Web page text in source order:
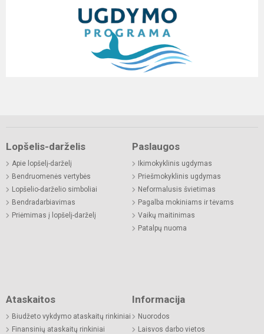
Lopšelis-darželis
Apie lopšelį-darželį
Bendruomenės vertybės
Lopšelio-darželio simboliai
Bendradarbiavimas
Priėmimas į lopšelį-darželį
Paslaugos
Ikimokyklinis ugdymas
Priešmokyklinis ugdymas
Neformalusis švietimas
Pagalba mokiniams ir tėvams
Vaikų maitinimas
Patalpų nuoma
Ataskaitos
Biudžeto vykdymo ataskaitų rinkiniai
Finansinių ataskaitų rinkiniai
Informacija
Nuorodos
Laisvos darbo vietos